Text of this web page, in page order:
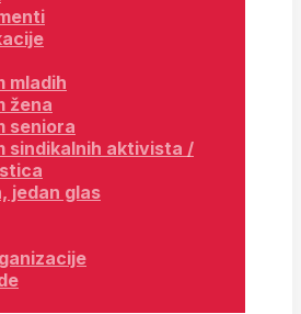
mladih
žena
seniora
sindikalnih aktivista /
jedan glas